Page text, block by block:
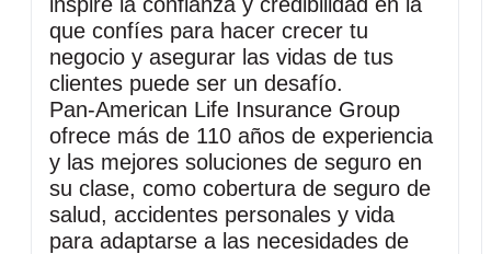
que confíes para hacer crecer tu
negocio y asegurar las vidas de tus
clientes puede ser un desafío.
Pan‑American Life Insurance Group
ofrece más de 110 años de experiencia
y las mejores soluciones de seguro en
su clase, como cobertura de seguro de
salud, accidentes personales y vida
para adaptarse a las necesidades de